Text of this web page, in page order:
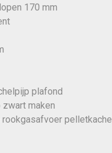
170 mm
plafond
zwart maken
pelletkachel